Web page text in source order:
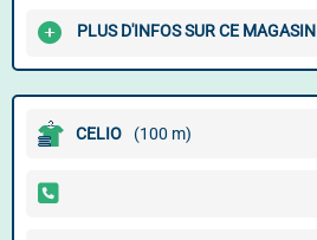
PLUS D'INFOS SUR CE MAGASIN
CELIO (100 m)